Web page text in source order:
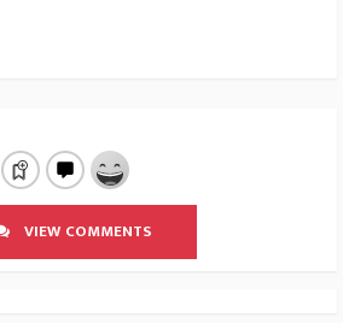
VIEW COMMENTS